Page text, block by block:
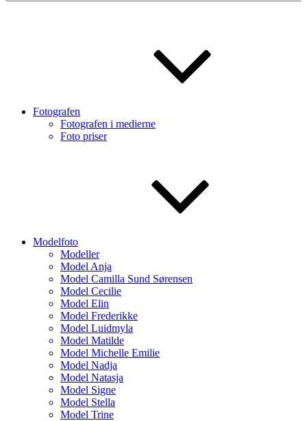
Fotografen
Fotografen i medierne
Foto priser
Modelfoto
Modeller
Model Anja
Model Camilla Sund Sørensen
Model Cecilie
Model Elin
Model Frederikke
Model Luidmyla
Model Matilde
Model Michelle Emilie
Model Nadja
Model Natasja
Model Signe
Model Stella
Model Trine